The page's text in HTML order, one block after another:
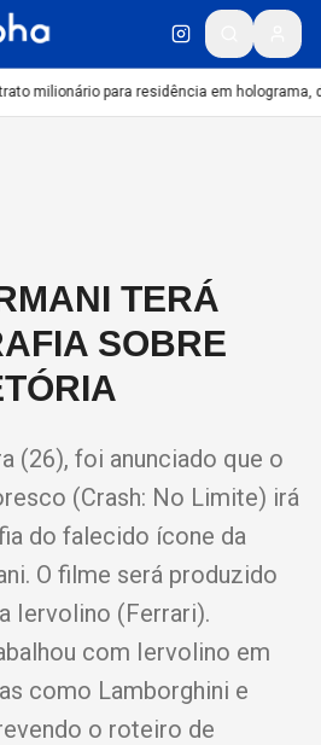
milionário para residência em holograma,
TERÁ
SOBRE
(26), foi anunciado que o
(Crash: No Limite) irá
do falecido ícone da
O filme será produzido
Iervolino (Ferrari).
com Iervolino em
como Lamborghini e
o roteiro de